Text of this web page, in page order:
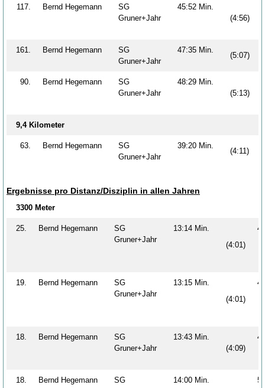
117. Bernd Hegemann
SG
Gruner+Jahr
45:52 Min.
(4:56)
161. Bernd Hegemann
SG
Gruner+Jahr
47:35 Min.
(5:07)
90. Bernd Hegemann
SG
Gruner+Jahr
48:29 Min.
(5:13)
9,4 Kilometer
63. Bernd Hegemann
SG
Gruner+Jahr
39:20 Min.
(4:11)
Ergebnisse pro Distanz/Disziplin in allen Jahren
3300 Meter
25. Bernd Hegemann
SG
Gruner+Jahr
13:14 Min.
(4:01)
19. Bernd Hegemann
SG
Gruner+Jahr
13:15 Min.
(4:01)
18. Bernd Hegemann
SG
Gruner+Jahr
13:43 Min.
(4:09)
18. Bernd Hegemann
SG
14:00 Min.